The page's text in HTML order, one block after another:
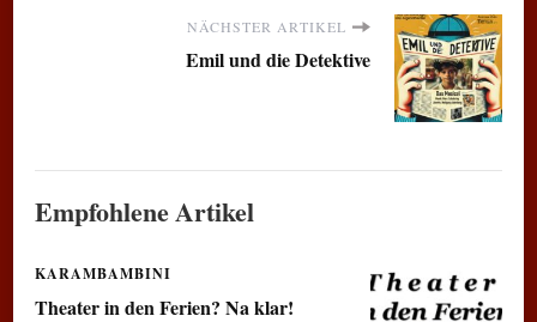
NÄCHSTER ARTIKEL
Emil und die Detektive
Empfohlene Artikel
KARAMBAMBINI
Theater in den Ferien? Na klar!